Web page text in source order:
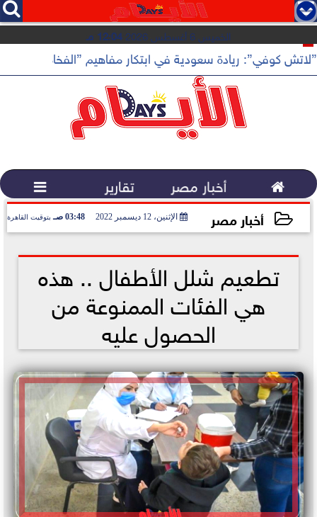
   
الخميس 6 أغسطس 2026 12:04 مـ
”لاتش كوفي”: ريادة سعودية في ابتكار مفاهيم ”الفخامة
 أخبار مصر تقارير 
أخبار مصر الإثنين، 12 ديسمبر 2022 03:48 صـ بتوقيت القاهرة
تطعيم شلل الأطفال .. هذه
هي الفئات الممنوعة من
الحصول عليه